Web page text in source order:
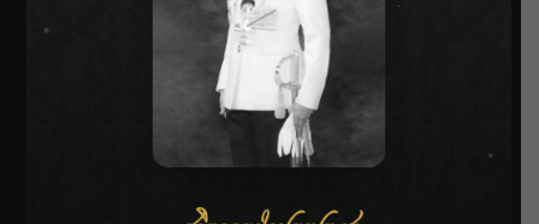
SIAMRATH VARIETY